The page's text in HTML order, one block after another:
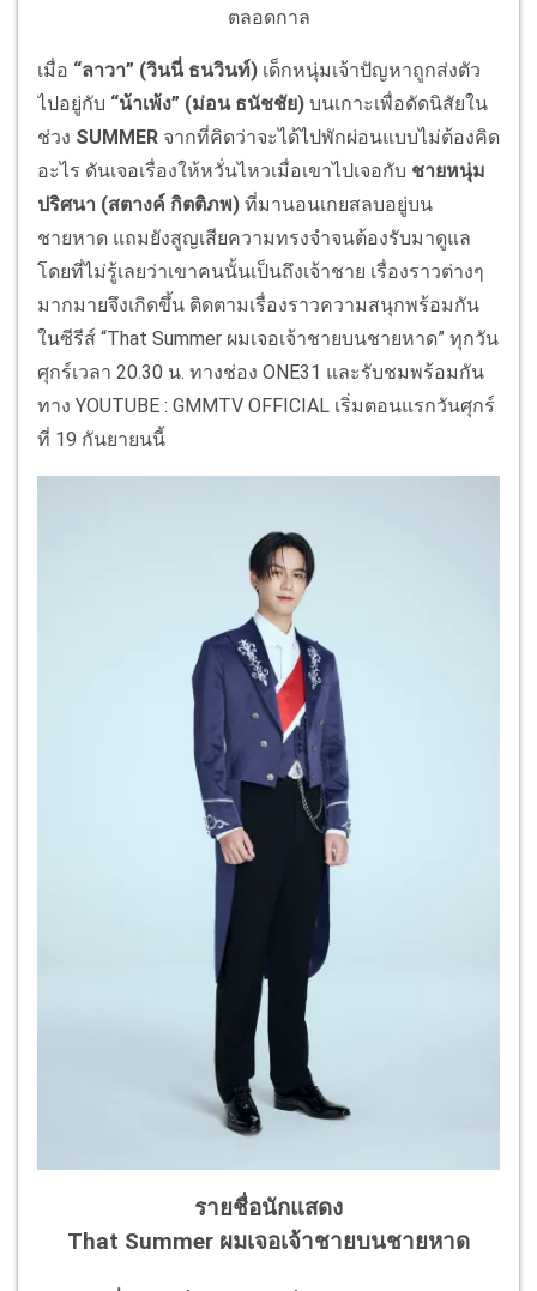
ตลอดกาล
เมื่อ “ลาวา” (วินนี่ ธนวินท์) เด็กหนุ่มเจ้าปัญหาถูกส่งตัว
ไปอยู่กับ “น้าเพ้ง” (ม่อน ธนัชชัย) บนเกาะเพื่อดัดนิสัยใน
ช่วง SUMMER จากที่คิดว่าจะได้ไปพักผ่อนแบบไม่ต้องคิด
อะไร ดันเจอเรื่องให้หวั่นไหวเมื่อเขาไปเจอกับ ชายหนุ่ม
ปริศนา (สตางค์ กิตติภพ) ที่มานอนเกยสลบอยู่บน
ชายหาด แถมยังสูญเสียความทรงจำจนต้องรับมาดูแล
โดยที่ไม่รู้เลยว่าเขาคนนั้นเป็นถึงเจ้าชาย เรื่องราวต่างๆ
มากมายจึงเกิดขึ้น ติดตามเรื่องราวความสนุกพร้อมกัน
ในซีรีส์ “That Summer ผมเจอเจ้าชายบนชายหาด” ทุกวัน
ศุกร์เวลา 20.30 น. ทางช่อง ONE31 และรับชมพร้อมกัน
ทาง YOUTUBE : GMMTV OFFICIAL เริ่มตอนแรกวันศุกร์
ที่ 19 กันยายนนี้
รายชื่อนักแสดง
That Summer ผมเจอเจ้าชายบนชายหาด